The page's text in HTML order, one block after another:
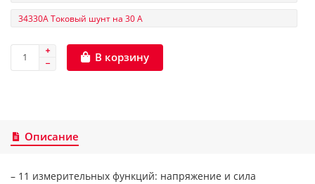
34330А Токовый шунт на 30 А
В корзину
Описание
– 11 измерительных функций: напряжение и сила